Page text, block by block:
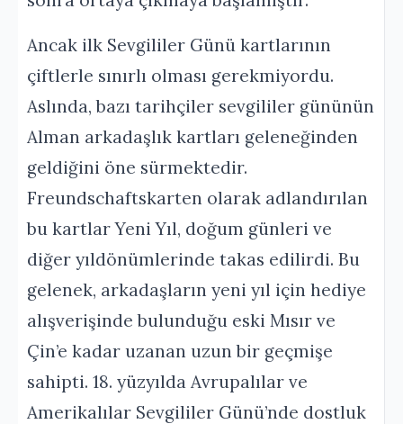
Ancak ilk Sevgililer Günü kartlarının
çiftlerle sınırlı olması gerekmiyordu.
Aslında, bazı tarihçiler sevgililer gününün
Alman arkadaşlık kartları geleneğinden
geldiğini öne sürmektedir.
Freundschaftskarten olarak adlandırılan
bu kartlar Yeni Yıl, doğum günleri ve
diğer yıldönümlerinde takas edilirdi. Bu
gelenek, arkadaşların yeni yıl için hediye
alışverişinde bulunduğu eski Mısır ve
Çin’e kadar uzanan uzun bir geçmişe
sahipti. 18. yüzyılda Avrupalılar ve
Amerikalılar Sevgililer Günü’nde dostluk